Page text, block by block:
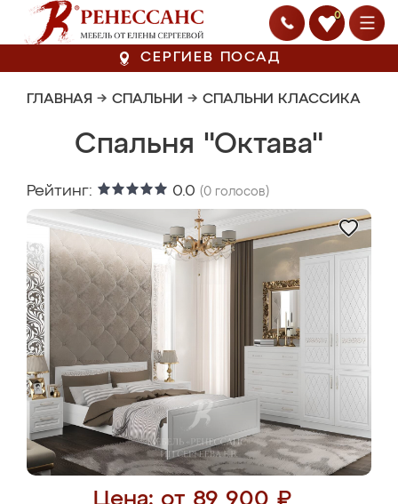
0
СЕРГИЕВ ПОСАД
ГЛАВНАЯ → СПАЛЬНИ → СПАЛЬНИ КЛАССИКА
Спальня "Октава"
Рейтинг: 0.0 (0 голосов)